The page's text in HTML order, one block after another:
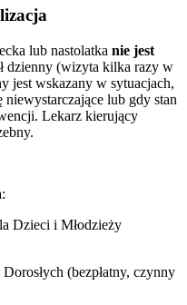
lub nastolatka nie jest
dzienny (wizyta kilka razy w
jest wskazany w sytuacjach,
lub gdy stan
Lekarz kierujący
Dzieci i Młodzieży
(bezpłatny, czynny